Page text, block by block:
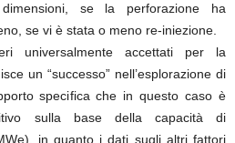
dimensioni, se la perforazione ha
se vi è stata o meno re-iniezione.
universalmente accettati per la
un “successo” nell’esplorazione di
specifica che in questo caso è
sulla base della capacità di
in quanto i dati sugli altri fattori